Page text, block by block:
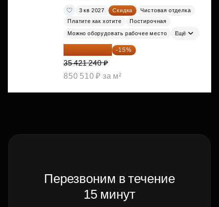
3 кв 2027 Скидка
Чистовая отделка
Платите как хотите
Постирочная
Можно оборудовать рабочее место Ещё
30 108 054 ₽ -15%
35 421 240 ₽
850 510 ₽ за м²
Перезвоним в течение
15 минут